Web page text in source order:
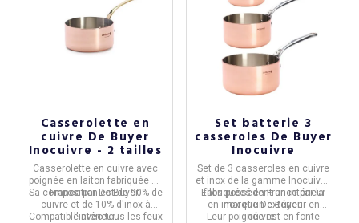
Casserolette en
cuivre De Buyer
Inocuivre - 2 tailles
Casserolette en cuivre avec
poignée en laiton fabriquée en
Francepar De Buyer.
Sa composition est de90% de
cuivre et de 10% d'inox à
l'intérieur.
Compatible avec tous les feux
Set batterie 3
casseroles De Buyer
Inocuivre
Set de 3 casseroles en cuivre
et inoxde la gamme Inocuivre,
fabriquées enFrancepar la
marqueDe Buyer.
Elles possèdent un intérieur
en inox et un extérieur en
cuivre.
Leur poignée est en fonte